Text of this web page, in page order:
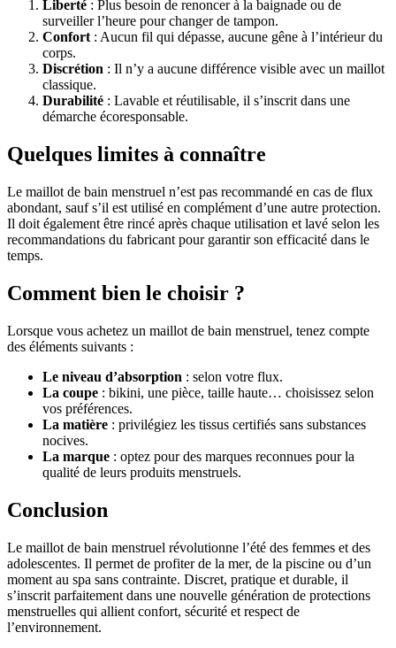
Liberté : Plus besoin de renoncer à la baignade ou de
surveiller l’heure pour changer de tampon.
Confort : Aucun fil qui dépasse, aucune gêne à l’intérieur du
corps.
Discrétion : Il n’y a aucune différence visible avec un maillot
classique.
Durabilité : Lavable et réutilisable, il s’inscrit dans une
démarche écoresponsable.
Quelques limites à connaître
Le maillot de bain menstruel n’est pas recommandé en cas de flux
abondant, sauf s’il est utilisé en complément d’une autre protection.
Il doit également être rincé après chaque utilisation et lavé selon les
recommandations du fabricant pour garantir son efficacité dans le
temps.
Comment bien le choisir ?
Lorsque vous achetez un maillot de bain menstruel, tenez compte
des éléments suivants :
Le niveau d’absorption : selon votre flux.
La coupe : bikini, une pièce, taille haute… choisissez selon
vos préférences.
La matière : privilégiez les tissus certifiés sans substances
nocives.
La marque : optez pour des marques reconnues pour la
qualité de leurs produits menstruels.
Conclusion
Le maillot de bain menstruel révolutionne l’été des femmes et des
adolescentes. Il permet de profiter de la mer, de la piscine ou d’un
moment au spa sans contrainte. Discret, pratique et durable, il
s’inscrit parfaitement dans une nouvelle génération de protections
menstruelles qui allient confort, sécurité et respect de
l’environnement.